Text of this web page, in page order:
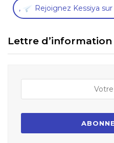
, Rejoignez Kessiya
Lettre d’information